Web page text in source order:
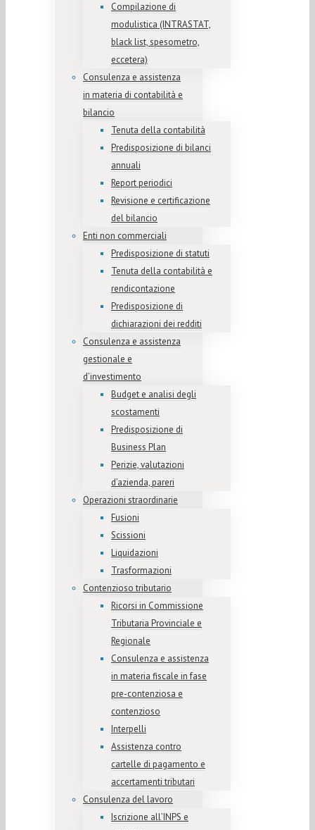
Compilazione di
modulistica (INTRASTAT,
black list, spesometro,
eccetera)
Consulenza e assistenza
in materia di contabilità e
bilancio
Tenuta della contabilità
Predisposizione di bilanci
annuali
Report periodici
Revisione e certificazione
del bilancio
Enti non commerciali
Predisposizione di statuti
Tenuta della contabilità e
rendicontazione
Predisposizione di
dichiarazioni dei redditi
Consulenza e assistenza
gestionale e
d’investimento
Budget e analisi degli
scostamenti
Predisposizione di
Business Plan
Perizie, valutazioni
d’azienda, pareri
Operazioni straordinarie
Fusioni
Scissioni
Liquidazioni
Trasformazioni
Contenzioso tributario
Ricorsi in Commissione
Tributaria Provinciale e
Regionale
Consulenza e assistenza
in materia fiscale in fase
pre-contenziosa e
contenzioso
Interpelli
Assistenza contro
cartelle di pagamento e
accertamenti tributari
Consulenza del lavoro
Iscrizione all’INPS e